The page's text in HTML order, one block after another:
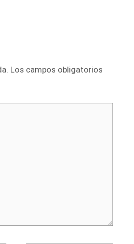
Los campos obligatorios